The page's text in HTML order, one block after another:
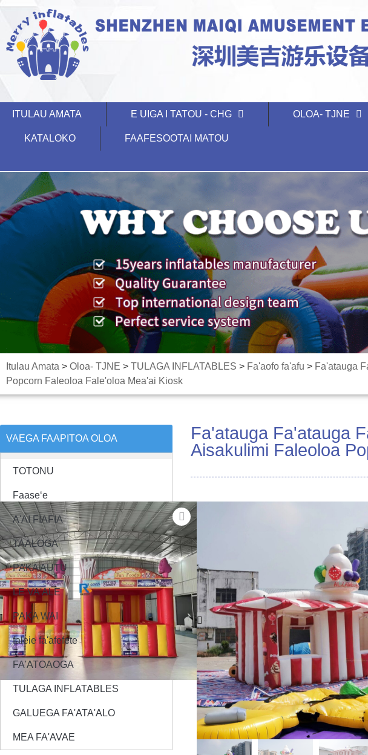
ITULAU AMATA E UIGA I TATOU - CHG OLOA- TJNE
KATALOKO FAAFESOOTAI MATOU
Itulau Amata > Oloa- TJNE > TULAGA INFLATABLES > Fa'aofo fa'afu > Fa'atauga
Popcorn Faleoloa Fale'oloa Mea'ai Kiosk
VAEGA FAAPITOA OLOA
TOTONU
Faaseʻe
A'AI FIAFIA
TAALOGA
PAKA AUTU
LE VA'ALE
PAKA WAI
faleie fa'afefete
FA'ATOAOGA
TULAGA INFLATABLES
GALUEGA FA'ATA'ALO
MEA FA'AVAE
Fa'atauga Fa'atauga
Aisakulimi Faleoloa